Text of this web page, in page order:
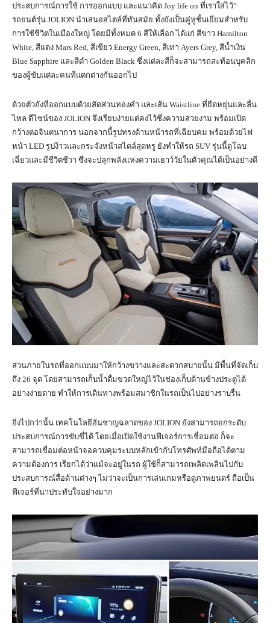
ประสบการณ์การใช้ การออกแบบ และแนวคิด Joy life on ที่เราใส่ไว้”
รถยนต์รุ่น JOLION นำเสนอสไตล์ที่ทันสมัย ทั้งยังเป็นคู่หูชั้นเยี่ยมสำหรับ
การใช้ชีวิตในเมืองใหญ่ โดยมีทั้งหมด 6 สีให้เลือก ได้แก่ สีขาว Hamilton
White, สีแดง Mars Red, สีเขียว Energy Green, สีเทา Ayers Grey, สีน้ำเงิน
Blue Sapphire และสีดำ Golden Black ซึ่งแต่ละสีก็จะสามารถสะท้อนบุคลิก
ของผู้ขับแต่ละคนที่แตกต่างกันออกไป
ด้วยตัวถังที่ออกแบบด้วยสัดส่วนทองคำ และเส้น Waistline ที่ยืดหยุ่นและลื่น
ไหล ดีไซน์ของ JOLION จึงเรียบง่ายแต่คงไว้ซึ่งความสวยงาม พร้อมเปิด
กว้างต่อจินตนาการ นอกจากนี้รูปทรงด้านหน้ารถที่เฉียบคม พร้อมด้วยไฟ
หน้า LED รูปง้าวและกระจังหน้าสไตล์สุดหรู ยังทำให้รถ SUV รุ่นนี้ดูโฉบ
เฉี่ยวและมีชีวิตชีวา ซึ่งจะปลุกพลังแห่งความเยาว์วัยในตัวคุณได้เป็นอย่างดี
ส่วนภายในรถที่ออกแบบมาให้กว้างขวางและสะดวกสบายนั้น มีพื้นที่จัดเก็บ
ถึง 26 จุด โดยสามารถเก็บน้ำดื่มขวดใหญ่ไว้ในช่องเก็บด้านข้างประตูได้
อย่างง่ายดาย ทำให้การเดินทางพร้อมสมาชิกในรถเป็นไปอย่างราบรื่น
ยิ่งไปกว่านั้น เทคโนโลยีอันชาญฉลาดของ JOLION ยังสามารถยกระดับ
ประสบการณ์การขับขี่ได้ โดยเมื่อเปิดใช้งานฟีเจอร์การเชื่อมต่อ ก็จะ
สามารถเชื่อมต่อหน้าจอควบคุมระบบหลักเข้ากับโทรศัพท์มือถือได้ตาม
ความต้องการ เรียกได้ว่าแม้จะอยู่ในรถ ผู้ใช้ก็สามารถเพลิดเพลินไปกับ
ประสบการณ์สื่อด้านต่างๆ ไม่ว่าจะเป็นการเล่นเกมหรือดูภาพยนตร์ ถือเป็น
ฟีเจอร์ที่น่าประทับใจอย่างมาก